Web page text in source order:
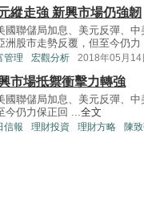
縱走強 新興市場仍強韌
國聯儲局加息、美元反彈、
洲股市走勢反覆，但至今仍力
管理 宏觀分析 2018年05月14
市場抵禦衝擊力轉強
國聯儲局加息、美元反彈、
今仍力保正回 ...全文
信報 理財投資 理財方略 陳